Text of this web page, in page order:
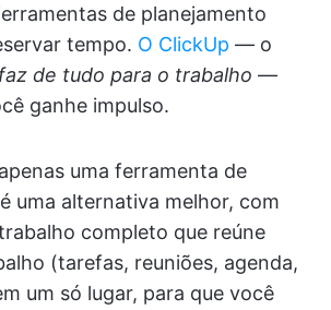
de planejamento
tempo. O ClickUp — o
de tudo para o trabalho —
ganhe impulso.
uma ferramenta de
uma alternativa melhor, com
completo que reúne
(tarefas, reuniões, agenda,
um só lugar, para que você